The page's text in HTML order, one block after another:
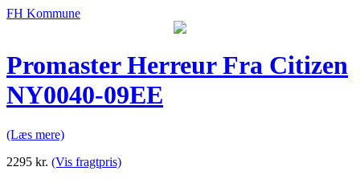
FH Kommune
Promaster Herreur Fra Citizen
NY0040-09EE
(Læs mere)
2295 kr. (Vis fragtpris)